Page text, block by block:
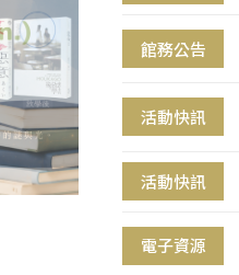
館務公告
活動快訊
活動快訊
電子資源